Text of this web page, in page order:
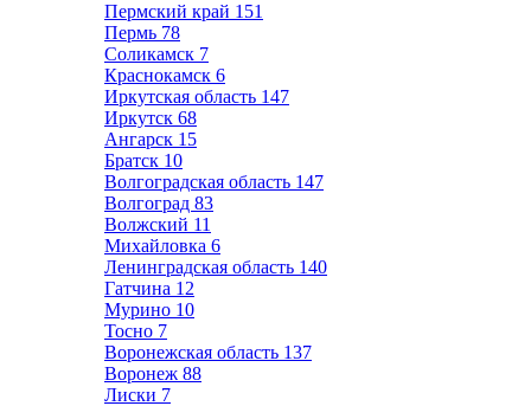
Пермский край 151
Пермь 78
Соликамск 7
Краснокамск 6
Иркутская область 147
Иркутск 68
Ангарск 15
Братск 10
Волгоградская область 147
Волгоград 83
Волжский 11
Михайловка 6
Ленинградская область 140
Гатчина 12
Мурино 10
Тосно 7
Воронежская область 137
Воронеж 88
Лиски 7